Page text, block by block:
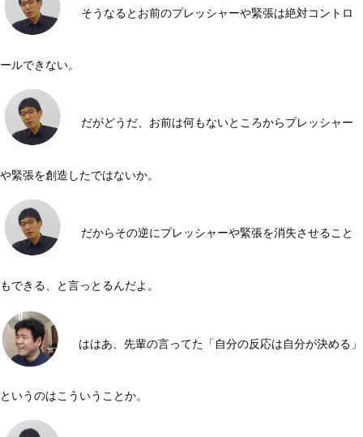
そうなるとお前のプレッシャーや緊張は絶対コントロ
ールできない。
だがどうだ、お前は何もないところからプレッシャー
や緊張を創造したではないか。
だからその逆にプレッシャーや緊張を消失させること
もできる、と言っとるんだよ。
ははあ、先輩の言ってた「自分の反応は自分が決める」
というのはこういうことか。